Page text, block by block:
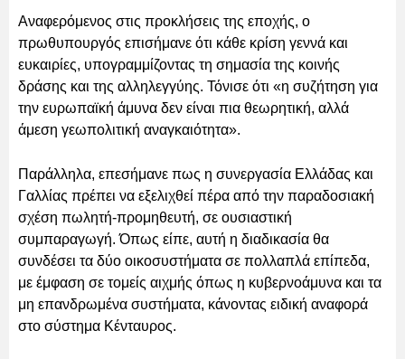
Αναφερόμενος στις προκλήσεις της εποχής, ο
πρωθυπουργός επισήμανε ότι κάθε κρίση γεννά και
ευκαιρίες, υπογραμμίζοντας τη σημασία της κοινής
δράσης και της αλληλεγγύης. Τόνισε ότι «η συζήτηση για
την ευρωπαϊκή άμυνα δεν είναι πια θεωρητική, αλλά
άμεση γεωπολιτική αναγκαιότητα».
Παράλληλα, επεσήμανε πως η συνεργασία Ελλάδας και
Γαλλίας πρέπει να εξελιχθεί πέρα από την παραδοσιακή
σχέση πωλητή-προμηθευτή, σε ουσιαστική
συμπαραγωγή. Όπως είπε, αυτή η διαδικασία θα
συνδέσει τα δύο οικοσυστήματα σε πολλαπλά επίπεδα,
με έμφαση σε τομείς αιχμής όπως η κυβερνοάμυνα και τα
μη επανδρωμένα συστήματα, κάνοντας ειδική αναφορά
στο σύστημα Κένταυρος.